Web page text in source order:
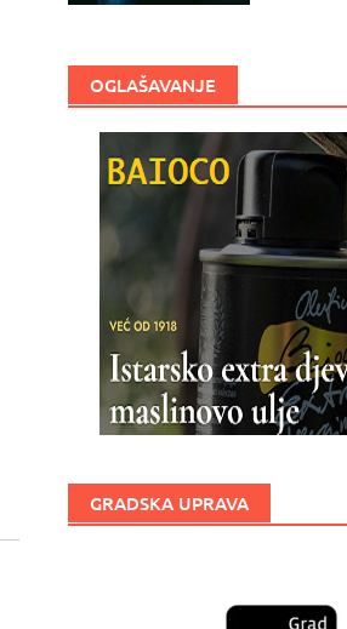
OGLAŠAVANJE
GRADSKA UPRAVA